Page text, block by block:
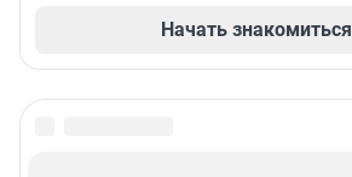
Начать знакомиться